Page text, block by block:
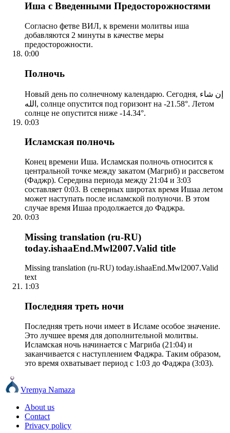
Иша с Введенными Предосторожностями
Согласно фетве ВИЛ, к времени молитвы иша
добавляются 2 минуты в качестве меры
предосторожности.
0:00
Полночь
Новый день по солнечному календарю. Сегодня, إن شاء
الله, солнце опустится под горизонт на -21.58°. Летом
солнце не опустится ниже -14.34°.
0:03
Исламская полночь
Конец времени Иша. Исламская полночь относится к
центральной точке между закатом (Магриб) и рассветом
(Фаджр). Середина периода между 21:04 и 3:03
составляет 0:03. В северных широтах время Ишаа летом
может наступать после исламской полуночи. В этом
случае время Ишаа продолжается до Фаджра.
0:03
Missing translation (ru-RU)
today.ishaaEnd.Mwl2007.Valid title
Missing translation (ru-RU) today.ishaaEnd.Mwl2007.Valid
text
1:03
Последняя треть ночи
Последняя треть ночи имеет в Исламе особое значение.
Это лучшее время для дополнительной молитвы.
Исламская ночь начинается с Магриба (21:04) и
заканчивается с наступлением Фаджра. Таким образом,
это время охватывает период с 1:03 до Фаджра (3:03).
Vremya Namaza
About us
Contact
Privacy policy